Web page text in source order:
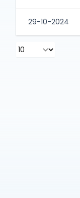
29-10-2024